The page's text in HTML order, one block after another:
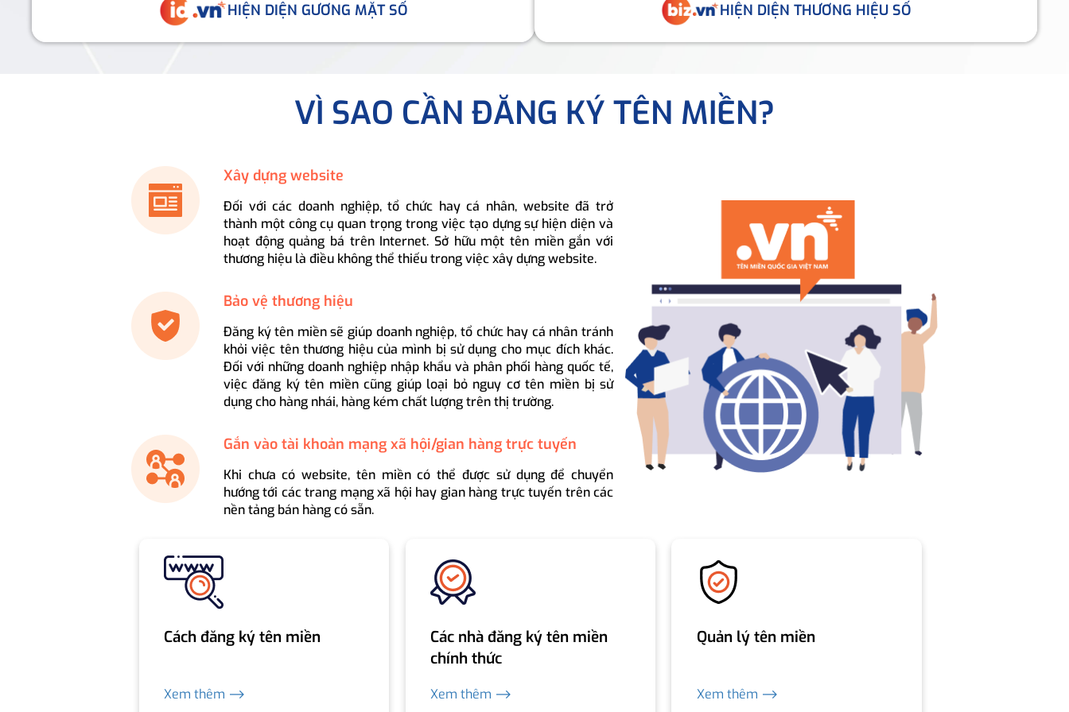
HIỆN DIỆN GƯƠNG MẶT SỐ HIỆN DIỆN THƯƠNG HIỆU SỐ
VÌ SAO CẦN ĐĂNG KÝ TÊN MIỀN?
Xây dựng website
Đối với các doanh nghiệp, tổ chức hay cá nhân, website đã trở
thành một công cụ quan trọng trong việc tạo dựng sự hiện diện và
hoạt động quảng bá trên Internet. Sở hữu một tên miền gắn với
thương hiệu là điều không thể thiếu trong việc xây dựng website.
Bảo vệ thương hiệu
Đăng ký tên miền sẽ giúp doanh nghiệp, tổ chức hay cá nhân tránh
khỏi việc tên thương hiệu của mình bị sử dụng cho mục đích khác.
Đối với những doanh nghiệp nhập khẩu và phân phối hàng quốc tế,
việc đăng ký tên miền cũng giúp loại bỏ nguy cơ tên miền bị sử
dụng cho hàng nhái, hàng kém chất lượng trên thị trường.
Gắn vào tài khoản mạng xã hội/gian hàng trực tuyến
Khi chưa có website, tên miền có thể được sử dụng để chuyển
hướng tới các trang mạng xã hội hay gian hàng trực tuyến trên các
nền tảng bán hàng có sẵn.
Cách đăng ký tên miền
Xem thêm ⟶
Các nhà đăng ký tên miền
chính thức
Xem thêm ⟶
Quản lý tên miền
Xem thêm ⟶